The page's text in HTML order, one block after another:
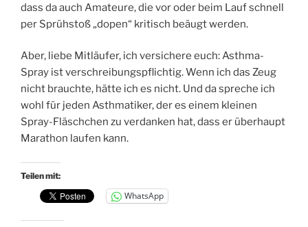
dass da auch Amateure, die vor oder beim Lauf schnell
per Sprühstoß „dopen“ kritisch beäugt werden.
Aber, liebe Mitläufer, ich versichere euch: Asthma-
Spray ist verschreibungspflichtig. Wenn ich das Zeug
nicht brauchte, hätte ich es nicht. Und da spreche ich
wohl für jeden Asthmatiker, der es einem kleinen
Spray-Fläschchen zu verdanken hat, dass er überhaupt
Marathon laufen kann.
Teilen mit:
WhatsApp